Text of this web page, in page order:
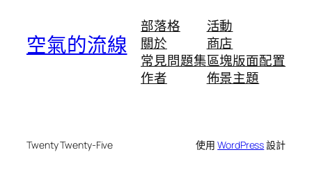
空氣的流線
部落格
關於
常見問題集
作者
活動
商店
區塊版面配置
佈景主題
Twenty Twenty-Five 使用WordPress設計